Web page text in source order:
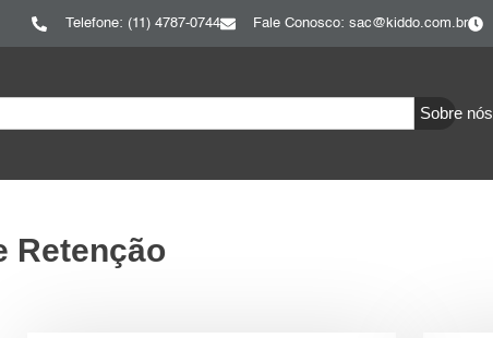
Telefone: (11) 4787-0744 Fale Conosco: sac@kiddo.com.br
Sobre nós
Retenção